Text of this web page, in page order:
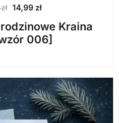
zł Pierwotna
cena
wynosiła:
29,99 zł.
14,99 złAktualna
cena
wynosi:
14,99 zł.
Kraina
006]